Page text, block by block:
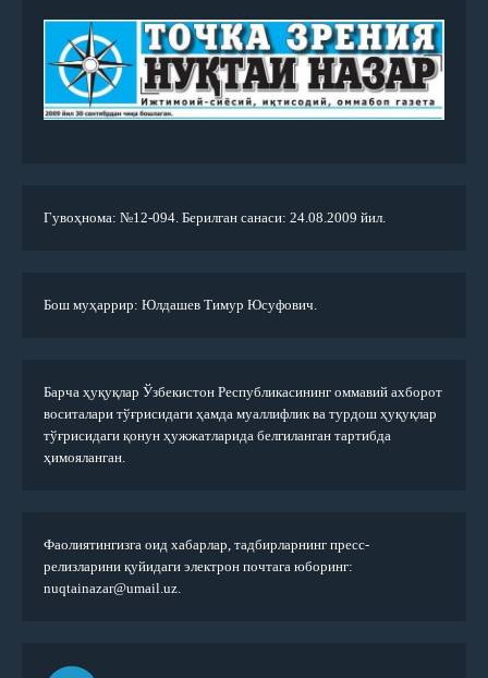
Гувоҳнома: №12-094. Берилган санаси: 24.08.2009 йил.
Бош муҳаррир: Юлдашев Тимур Юсуфович.
Барча ҳуқуқлар Ўзбекистон Республикасининг оммавий ахборот
воситалари тўғрисидаги ҳамда муаллифлик ва турдош ҳуқуқлар
тўғрисидаги қонун ҳужжатларида белгиланган тартибда
ҳимояланган.
Фаолиятингизга оид хабарлар, тадбирларнинг пресс-
релизларини қуйидаги электрон почтага юборинг:
nuqtainazar@umail.uz.